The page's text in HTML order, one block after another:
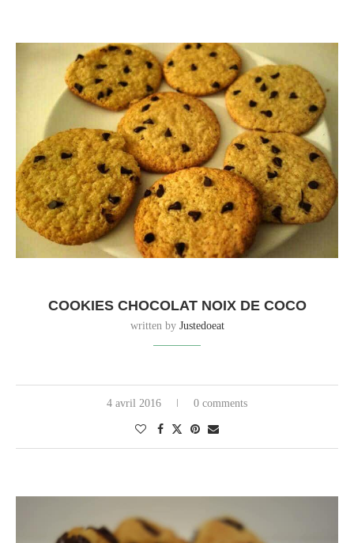
COOKIES CHOCOLAT NOIX DE COCO
written by Justedoeat
4 avril 2016 0 comments